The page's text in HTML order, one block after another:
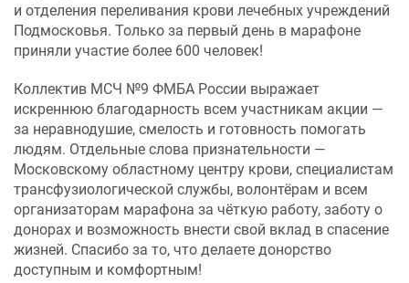
и отделения переливания крови лечебных учреждений
Подмосковья. Только за первый день в марафоне
приняли участие более 600 человек!
Коллектив МСЧ №9 ФМБА России выражает
искреннюю благодарность всем участникам акции —
за неравнодушие, смелость и готовность помогать
людям. Отдельные слова признательности —
Московскому областному центру крови, специалистам
трансфузиологической службы, волонтёрам и всем
организаторам марафона за чёткую работу, заботу о
донорах и возможность внести свой вклад в спасение
жизней. Спасибо за то, что делаете донорство
доступным и комфортным!